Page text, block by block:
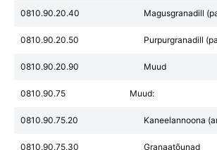
0810.90.20.40 Magusgranadill
0810.90.20.50 Purpurgranadill
0810.90.20.90 Muud
0810.90.75 Muud:
0810.90.75.20 Kaneelannoona
0810.90.75.30 Granaatõunad